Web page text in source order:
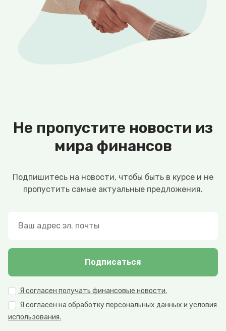
Не пропустите новости из
мира финансов
Подпишитесь на новости, чтобы быть в курсе и не
пропустить самые актуальные предложения.
Подписаться
Я согласен получать финансовые новости.
Я согласен на обработку персональных данных и условия
использования.